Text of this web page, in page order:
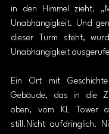
in den Himmel zieht.
Unabhängigkeit. Und
dieser Turm steht,
Unabhängigkeit
Ein Ort mit
Gebäude, das in die
oben, vom KL Tower
still.Nicht aufdringlich.